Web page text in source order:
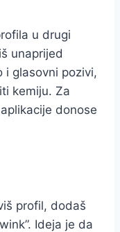
u drugi
unaprijed
i glasovni pozivi,
kemiju. Za
donose
profil, dodaš
Ideja je da